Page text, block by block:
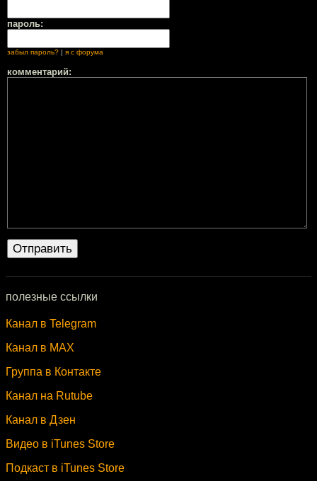
пароль:
забыл пароль? | я с форума
комментарий:
полезные ссылки
Канал в Telegram
Канал в MAX
Группа в Контакте
Канал на Rutube
Канал в Дзен
Видео в iTunes Store
Подкаст в iTunes Store